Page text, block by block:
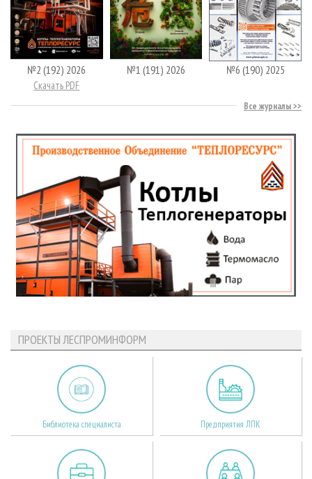
№2 (192) 2026
Скачать PDF
№1 (191) 2026 №6 (190) 2025
Все журналы
ПРОЕКТЫ ЛЕСПРОМИНФОРМ
Библиотека специалиста Предприятия ЛПК